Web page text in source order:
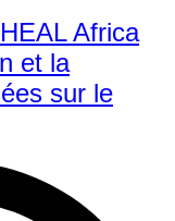
Africa
et la
sur le